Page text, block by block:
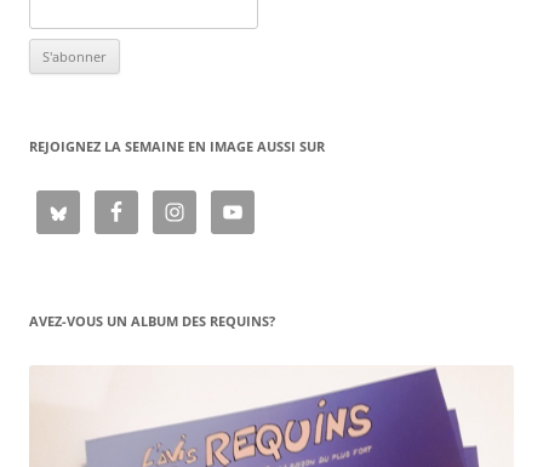
REJOIGNEZ LA SEMAINE EN IMAGE AUSSI SUR
AVEZ-VOUS UN ALBUM DES REQUINS?